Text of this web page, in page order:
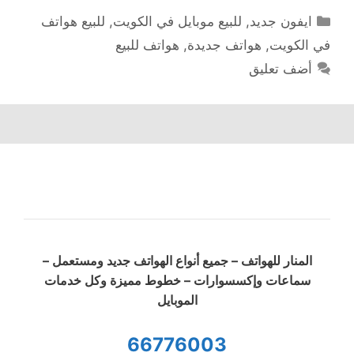
التصنيفات
ايفون جديد, للبيع موبايل في الكويت, للبيع هواتف
في الكويت, هواتف جديدة, هواتف للبيع
أضف تعليق
المنار للهواتف – جميع أنواع الهواتف جديد ومستعمل –
سماعات وإكسسوارات – خطوط مميزة وكل خدمات
الموبايل
66776003